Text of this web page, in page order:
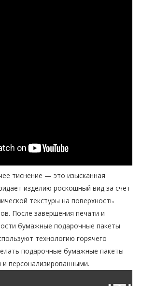
тиснение — это изысканная
изделию роскошный вид за счет
текстуры на поверхность
После завершения печати и
бумажные подарочные пакеты
технологию горячего
подарочные бумажные пакеты
персонализированными.